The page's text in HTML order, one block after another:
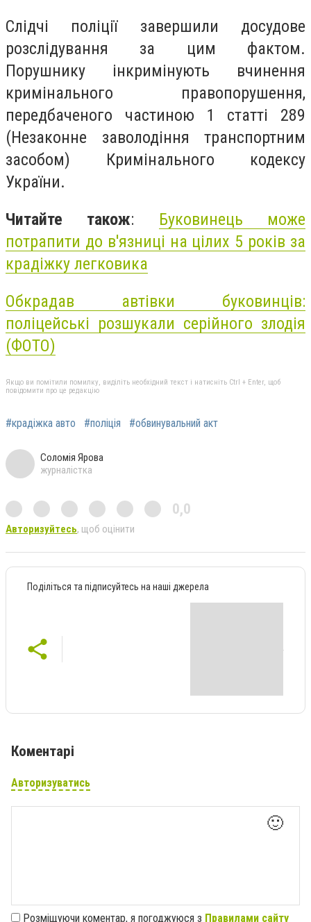
Слідчі поліції завершили досудове
розслідування за цим фактом.
Порушнику інкримінують вчинення
кримінального правопорушення,
передбаченого частиною 1 статті 289
(Незаконне заволодіння транспортним
засобом) Кримінального кодексу
України.
Читайте також: Буковинець може
потрапити до в'язниці на цілих 5 років за
крадіжку легковика
Обкрадав автівки буковинців:
поліцейські розшукали серійного злодія
(ФОТО)
Якщо ви помітили помилку, виділіть необхідний текст і натисніть Ctrl + Enter, щоб
повідомити про це редакцію
#крадіжка авто #поліція #обвинувальний акт
Соломія Ярова
журналістка
0,0
Авторизуйтесь, щоб оцінити
Поділіться та підписуйтесь на наші джерела
Коментарі
Авторизуватись
🙂
Розміщуючи коментар, я погоджуюся з Правилами сайту